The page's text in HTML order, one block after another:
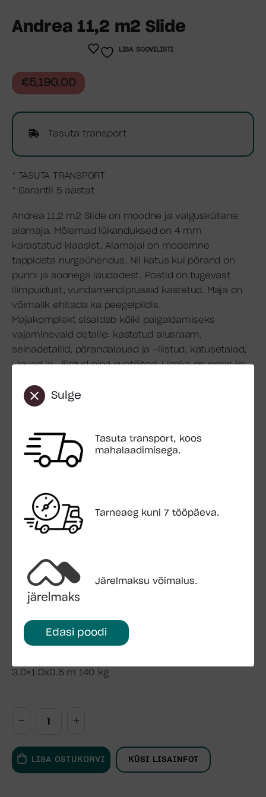
Sulge
Tasuta transport, koos
mahalaadimisega.
Tarneaeg kuni 7 tööpäeva.
Järelmaksu võimalus.
Edasi poodi
Andrea 11,2 m2 Slide
€5,190.00
Tasuta transport
* TASUTA TRANSPORT
* Garantii 5 aastat
Andrea 11,2 m2 Slide on moodne ja valgusküllane
aiamaja. Mõlemad lükanduksed on 4 mm
karastatud klaasist. Aiamajal on modernne
tappideta nurgaühendus. Nii katus kui põrand on
punni ja soonega laudadest. Postid on tugevast
liimpuidust, vundamendiprussid kastetud. Maja on
võimalik ehitada ka peegelpildis.
Majakomplekt sisaldab kõiki paigaldamiseks
vajaminevaid detaile: kastetud alusraam,
seinadetailid, põrandalauad ja -liistud, katusetalad,
-lauad ja -liistud ning avatäited. Lisaks on pakis ka
Katusekattematerjal standardkomplekti ei kuulu.
Pindala: 11,2 m2
Välispindala: 11,7 m2
Ruumala: 26.7 m3
Seinamõõdud: 390 x 300 cm
Viiluseina kõrgus: 306 cm
Seina kõrgus: 228 cm
Põrandalauad: 19 mm
Katuse üleulatus: 82 cm
Katuse pindala: 17,2 m2
Katuselauad: 19 mm
Ukseava: 88 x 187 cm; 176 x 187 cm
3.0×1.0x0.5 m 140 kg
LISA OSTUKORVI KÜSI LISAINFOT
LISA SOOVILISTI